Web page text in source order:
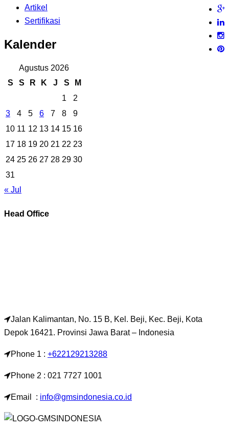
Artikel
Sertifikasi
Kalender
Agustus 2026
S
S R K J S
M
1
2
3
4 5 6 7 8
9
10 11 12 13 14 15 16
17 18 19 20 21 22 23
24 25 26 27 28 29 30
31
« Jul
Head Office
Jalan Kalimantan, No. 15 B, Kel. Beji, Kec. Beji, Kota
Depok 16421. Provinsi Jawa Barat – Indonesia
Phone 1 : +622129213288
Phone 2 : 021 7727 1001
Email : info@gmsindonesia.co.id